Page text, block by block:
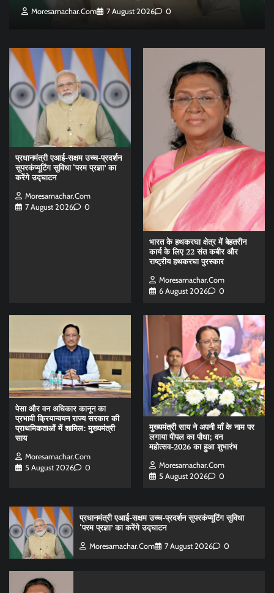
Moresamachar.com 7 August 2026 0
प्रधानमंत्री एआई-सक्षम उच्च-प्रदर्शन
सुपरकंप्यूटिंग सुविधा ‘परम प्रज्ञा’ का
करेंगे उद्घाटन
Moresamachar.com
7 August 2026
0
भारत के हथकरघा क्षेत्र में बेहतरीन
कार्य के लिए 22 संत कबीर और
राष्ट्रीय हथकरघा पुरस्कार
Moresamachar.com
6 August 2026
0
पेसा और वन अधिकार कानून का
प्रभावी क्रियान्वयन राज्य सरकार की
प्राथमिकताओं में शामिल: मुख्यमंत्री
साय
Moresamachar.com
5 August 2026
0
मुख्यमंत्री साय ने अपनी माँ के नाम पर
लगाया पीपल का पौधा; वन
महोत्सव-2026 का हुआ शुभारंभ
Moresamachar.com
5 August 2026
0
प्रधानमंत्री एआई-सक्षम उच्च-प्रदर्शन सुपरकंप्यूटिंग सुविधा
‘परम प्रज्ञा’ का करेंगे उद्घाटन
Moresamachar.com 7 August 2026 0